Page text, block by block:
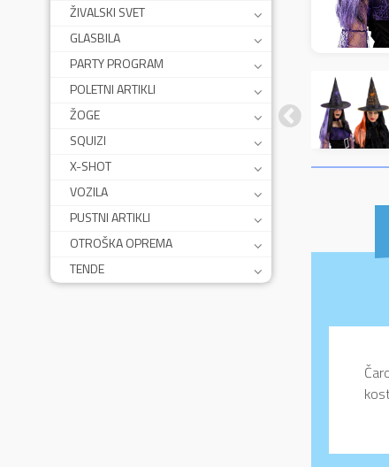
ŽIVALSKI SVET
GLASBILA
PARTY PROGRAM
POLETNI ARTIKLI
ŽOGE
SQUIZI
X-SHOT
VOZILA
PUSTNI ARTIKLI
OTROŠKA OPREMA
TENDE